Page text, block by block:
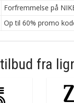
Forfremmelse på
Op til 60% promo
fra